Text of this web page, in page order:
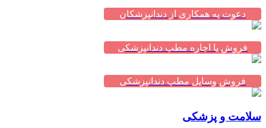
دعوت به همکاری از دندانپزشکان
فروش یا اجاره مطب دندانپزشکی
فروش وسایل مطب دندانپزشکی
سلامت و پزشکی